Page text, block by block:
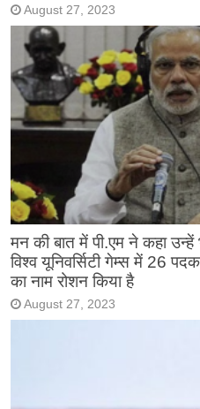
August 27, 2023
मन की बात में पी.एम ने कहा उन्हें
विश्व यूनिवर्सिटी गेम्स में 26
का नाम रोशन किया है
August 27, 2023